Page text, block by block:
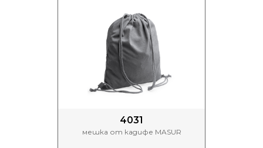
4031
мешка от кадифе MASUR